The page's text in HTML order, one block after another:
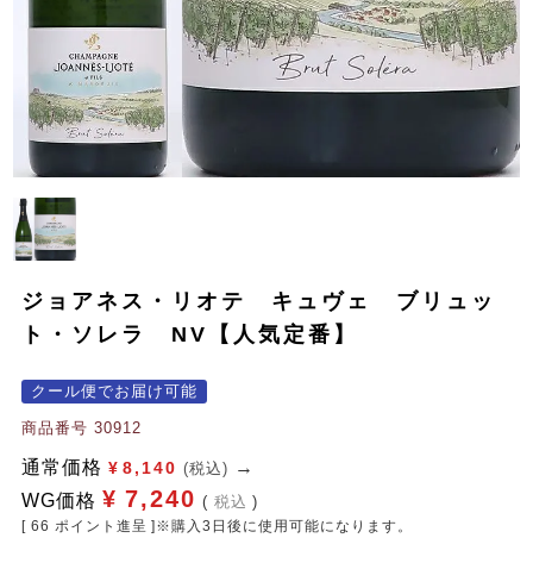
ジョアネス・リオテ キュヴェ ブリュッ
ト・ソレラ NV【人気定番】
クール便でお届け可能
商品番号 30912
通常価格 ¥ 8,140 (税込)
WG価格 ¥ 7,240 税込
[ 66 ポイント進呈 ]※購入3日後に使用可能になります。